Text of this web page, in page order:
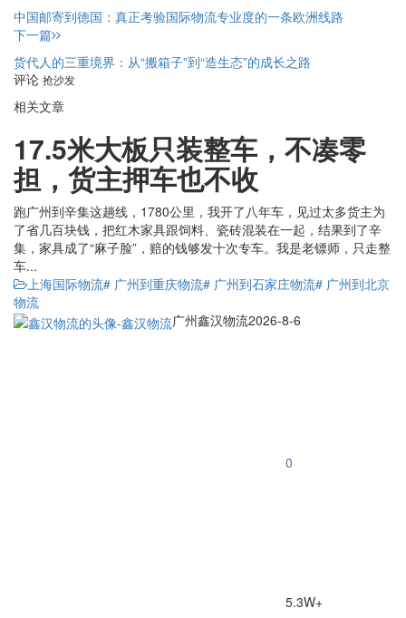
中国邮寄到德国：真正考验国际物流专业度的一条欧洲线路
下一篇
货代人的三重境界：从“搬箱子”到“造生态”的成长之路
评论 抢沙发
相关文章
17.5米大板只装整车，不凑零
担，货主押车也不收
跑广州到辛集这趟线，1780公里，我开了八年车，见过太多货主为
了省几百块钱，把红木家具跟饲料、瓷砖混装在一起，结果到了辛
集，家具成了“麻子脸”，赔的钱够发十次专车。我是老镖师，只走整
车...
上海国际物流# 广州到重庆物流# 广州到石家庄物流# 广州到北京
物流
广州鑫汉物流2026-8-6
0
5.3W+